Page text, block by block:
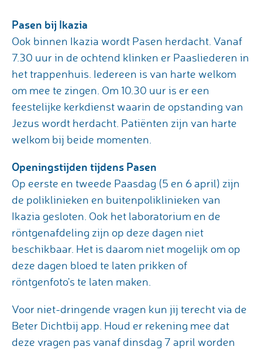
Pasen bij Ikazia
Ook binnen Ikazia wordt Pasen herdacht. Vanaf
7.30 uur in de ochtend klinken er Paasliederen in
het trappenhuis. Iedereen is van harte welkom
om mee te zingen. Om 10.30 uur is er een
feestelijke kerkdienst waarin de opstanding van
Jezus wordt herdacht. Patiënten zijn van harte
welkom bij beide momenten.
Openingstijden tijdens Pasen
Op eerste en tweede Paasdag (5 en 6 april) zijn
de poliklinieken en buitenpoliklinieken van
Ikazia gesloten. Ook het laboratorium en de
röntgenafdeling zijn op deze dagen niet
beschikbaar. Het is daarom niet mogelijk om op
deze dagen bloed te laten prikken of
röntgenfoto's te laten maken.
Voor niet-dringende vragen kun jij terecht via de
Beter Dichtbij app. Houd er rekening mee dat
deze vragen pas vanaf dinsdag 7 april worden